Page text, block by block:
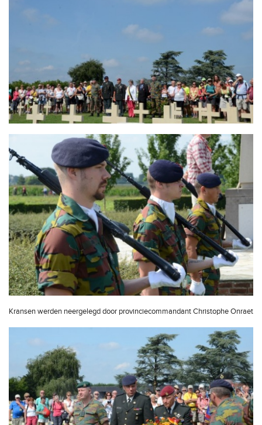
Kransen werden neergelegd door provinciecommandant Christophe Onraet